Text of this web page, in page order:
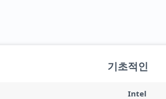
기초적인
Intel